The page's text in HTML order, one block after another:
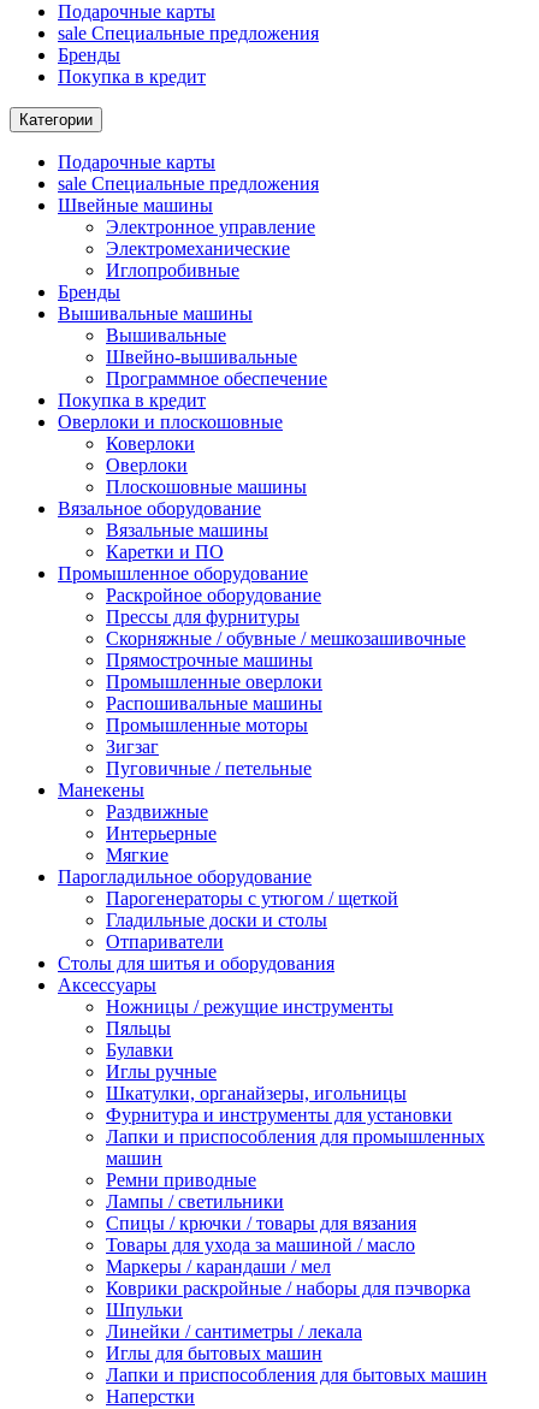
Подарочные карты
sale Специальные предложения
Бренды
Покупка в кредит
Категории
Подарочные карты
sale Специальные предложения
Швейные машины
Электронное управление
Электромеханические
Иглопробивные
Бренды
Вышивальные машины
Вышивальные
Швейно-вышивальные
Программное обеспечение
Покупка в кредит
Оверлоки и плоскошовные
Коверлоки
Оверлоки
Плоскошовные машины
Вязальное оборудование
Вязальные машины
Каретки и ПО
Промышленное оборудование
Раскройное оборудование
Прессы для фурнитуры
Скорняжные / обувные / мешкозашивочные
Прямострочные машины
Промышленные оверлоки
Распошивальные машины
Промышленные моторы
Зигзаг
Пуговичные / петельные
Манекены
Раздвижные
Интерьерные
Мягкие
Парогладильное оборудование
Парогенераторы с утюгом / щеткой
Гладильные доски и столы
Отпариватели
Столы для шитья и оборудования
Аксессуары
Ножницы / режущие инструменты
Пяльцы
Булавки
Иглы ручные
Шкатулки, органайзеры, игольницы
Фурнитура и инструменты для установки
Лапки и приспособления для промышленных
машин
Ремни приводные
Лампы / светильники
Спицы / крючки / товары для вязания
Товары для ухода за машиной / масло
Маркеры / карандаши / мел
Коврики раскройные / наборы для пэчворка
Шпульки
Линейки / сантиметры / лекала
Иглы для бытовых машин
Лапки и приспособления для бытовых машин
Наперстки